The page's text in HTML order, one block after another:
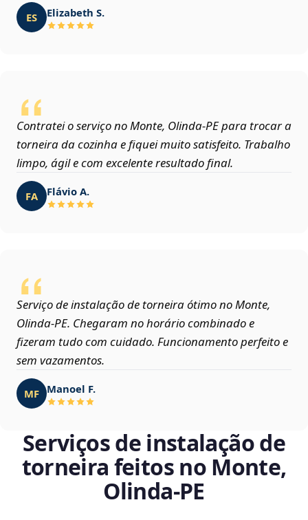
ES Elizabeth S.
Contratei o serviço no Monte, Olinda‑PE para trocar a
torneira da cozinha e fiquei muito satisfeito. Trabalho
limpo, ágil e com excelente resultado final.
FA Flávio A.
Serviço de instalação de torneira ótimo no Monte,
Olinda‑PE. Chegaram no horário combinado e
fizeram tudo com cuidado. Funcionamento perfeito e
sem vazamentos.
MF Manoel F.
Serviços de instalação de
torneira feitos no Monte,
Olinda‑PE